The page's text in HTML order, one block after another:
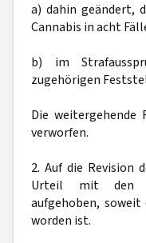
a) dahin geändert,
Cannabis in acht
b) im
zugehörigen
Die weitergehende
verworfen.
2. Auf die Revision
Urteil mit den
aufgehoben,
worden ist.